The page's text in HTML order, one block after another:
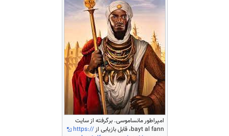
امپراطور مانساموسی. برگرفته از سایت
bayt al fann، قابل بازیابی از
https://